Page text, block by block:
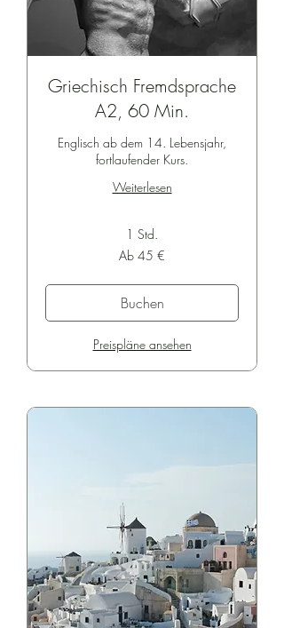
Griechisch Fremdsprache
A2, 60 Min.
Englisch ab dem 14. Lebensjahr,
fortlaufender Kurs.
Weiterlesen
1 Std.
Ab 45 €
Buchen
Preispläne ansehen